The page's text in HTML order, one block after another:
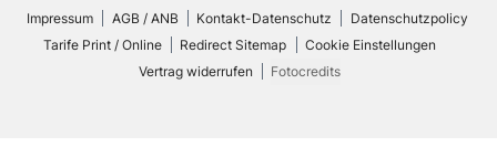
Impressum AGB / ANB Kontakt-Datenschutz
Datenschutzpolicy
Tarife Print / Online
Redirect Sitemap
Cookie Einstellungen
Vertrag widerrufen
Fotocredits